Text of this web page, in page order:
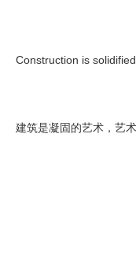
Construction is
建筑是凝固的艺术，艺